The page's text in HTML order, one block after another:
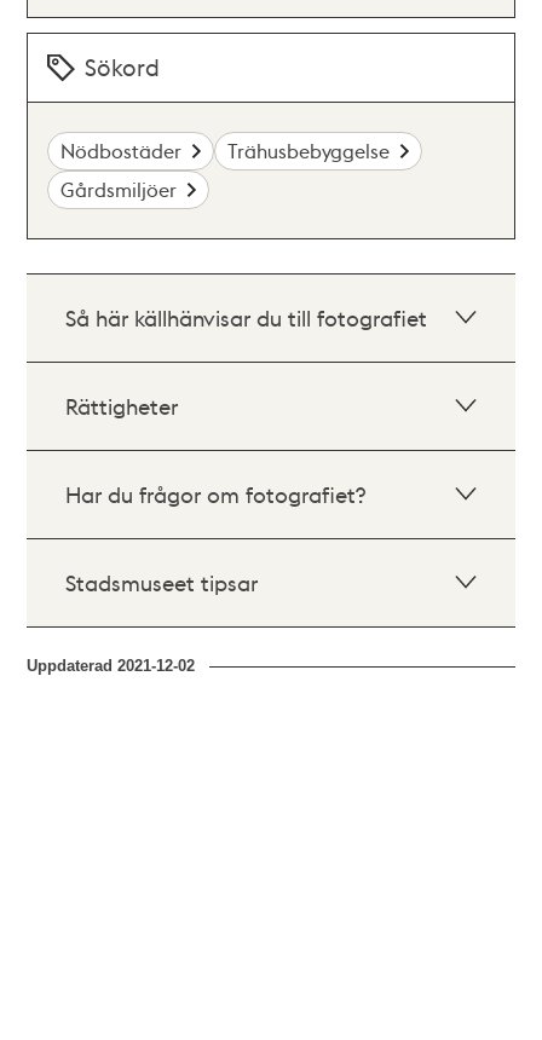
Sökord
Nödbostäder
Trähusbebyggelse
Gårdsmiljöer
Så här källhänvisar du till fotografiet
Rättigheter
Har du frågor om fotografiet?
Stadsmuseet tipsar
Uppdaterad2021-12-02